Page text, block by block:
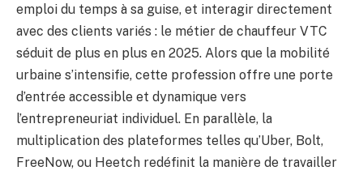
emploi du temps à sa guise, et interagir directement
avec des clients variés : le métier de chauffeur VTC
séduit de plus en plus en 2025. Alors que la mobilité
urbaine s’intensifie, cette profession offre une porte
d’entrée accessible et dynamique vers
l’entrepreneuriat individuel. En parallèle, la
multiplication des plateformes telles qu’Uber, Bolt,
FreeNow, ou Heetch redéfinit la manière de travailler